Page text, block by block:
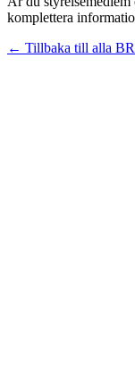
komplettera
← Tillbaka till alla